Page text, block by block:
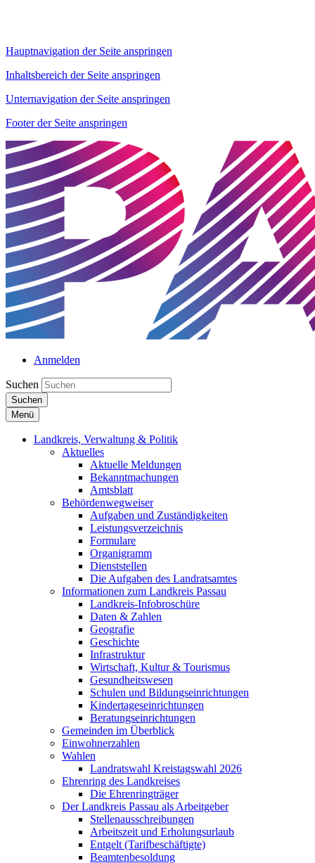
Hauptnavigation der Seite anspringen
Inhaltsbereich der Seite anspringen
Unternavigation der Seite anspringen
Footer der Seite anspringen
Anmelden
Suchen
Suchen
Menü
Landkreis, Verwaltung & Politik
Aktuelles
Aktuelle Meldungen
Bekanntmachungen
Amtsblatt
Behördenwegweiser
Aufgaben und Zuständigkeiten
Leistungsverzeichnis
Formulare
Organigramm
Dienststellen
Die Aufgaben des Landratsamtes
Informationen zum Landkreis Passau
Landkreis-Infobroschüre
Daten & Zahlen
Geografie
Geschichte
Infrastruktur
Wirtschaft, Kultur & Tourismus
Gesundheitswesen
Schulen und Bildungseinrichtungen
Kindertageseinrichtungen
Beratungseinrichtungen
Gemeinden im Überblick
Einwohnerzahlen
Wahlen
Landratswahl Kreistagswahl 2026
Ehrenring des Landkreises
Die Ehrenringträger
Der Landkreis Passau als Arbeitgeber
Stellenausschreibungen
Arbeitszeit und Erholungsurlaub
Entgelt (Tarifbeschäftigte)
Beamtenbesoldung